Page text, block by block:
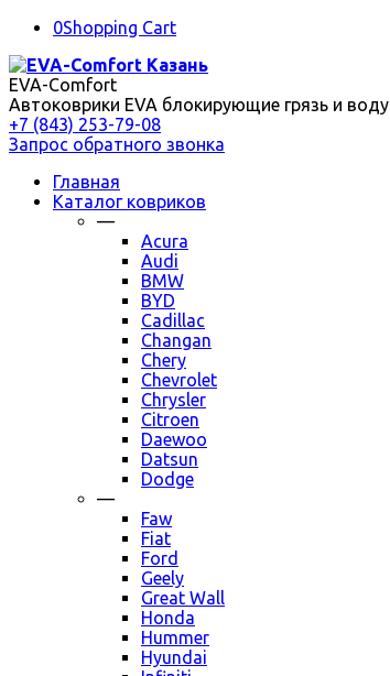
0Shopping Cart
EVA-Comfort
Автоковрики EVA блокирующие грязь и воду
+7 (843) 253-79-08
Запрос обратного звонка
Главная
Каталог ковриков
—
Acura
Audi
BMW
BYD
Cadillac
Changan
Chery
Chevrolet
Chrysler
Citroen
Daewoo
Datsun
Dodge
—
Faw
Fiat
Ford
Geely
Great Wall
Honda
Hummer
Hyundai